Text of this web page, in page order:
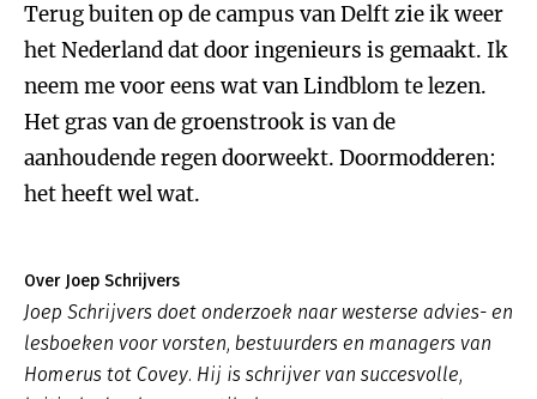
Terug buiten op de campus van Delft zie ik weer
het Nederland dat door ingenieurs is gemaakt. Ik
neem me voor eens wat van Lindblom te lezen.
Het gras van de groenstrook is van de
aanhoudende regen doorweekt. Doormodderen:
het heeft wel wat.
Over Joep Schrijvers
Joep Schrijvers doet onderzoek naar westerse advies- en
lesboeken voor vorsten, bestuurders en managers van
Homerus tot Covey. Hij is schrijver van succesvolle,